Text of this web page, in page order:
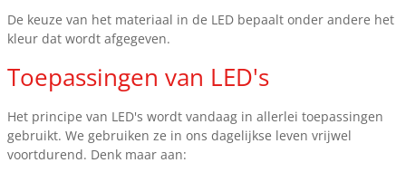
De keuze van het materiaal in de LED bepaalt onder andere het
kleur dat wordt afgegeven.
Toepassingen van LED's
Het principe van LED's wordt vandaag in allerlei toepassingen
gebruikt. We gebruiken ze in ons dagelijkse leven vrijwel
voortdurend. Denk maar aan: